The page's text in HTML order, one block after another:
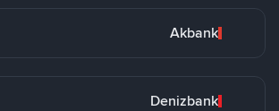
Akbank
Denizbank